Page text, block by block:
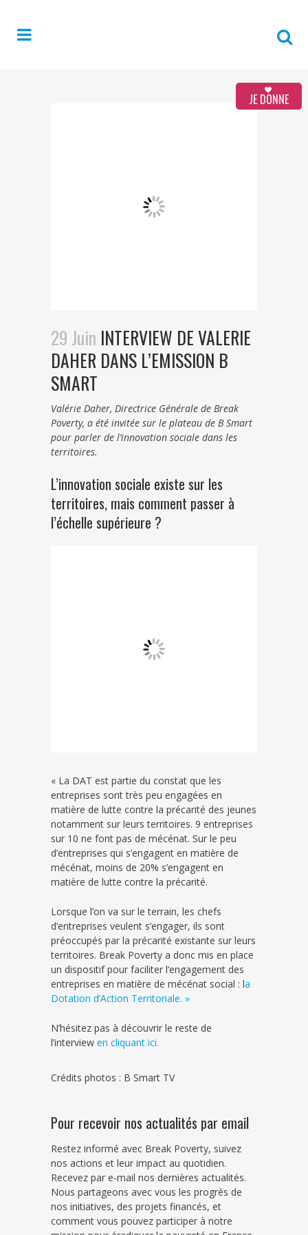
JE DONNE
29 Juin INTERVIEW DE VALERIE
DAHER DANS L’EMISSION B
SMART
Valérie Daher, Directrice Générale de Break
Poverty, a été invitée sur le plateau de B Smart
pour parler de l’innovation sociale dans les
territoires.
L’innovation sociale existe sur les
territoires, mais comment passer à
l’échelle supérieure ?
« La DAT est partie du constat que les
entreprises sont très peu engagées en
matière de lutte contre la précarité des jeunes
notamment sur leurs territoires. 9 entreprises
sur 10 ne font pas de mécénat. Sur le peu
d’entreprises qui s’engagent en matière de
mécénat, moins de 20% s’engagent en
matière de lutte contre la précarité.
Lorsque l’on va sur le terrain, les chefs
d’entreprises veulent s’engager, ils sont
préoccupés par la précarité existante sur leurs
territoires. Break Poverty a donc mis en place
un dispositif pour faciliter l’engagement des
entreprises en matière de mécénat social : la
Dotation d’Action Territoriale. »
N’hésitez pas à découvrir le reste de
l’interview en cliquant ici.
Crédits photos : B Smart TV
Pour recevoir nos actualités par email
Restez informé avec Break Poverty, suivez
nos actions et leur impact au quotidien.
Recevez par e-mail nos dernières actualités.
Nous partageons avec vous les progrès de
nos initiatives, des projets financés, et
comment vous pouvez participer à notre